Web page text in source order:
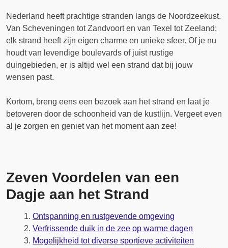
Nederland heeft prachtige stranden langs de Noordzeekust.
Van Scheveningen tot Zandvoort en van Texel tot Zeeland;
elk strand heeft zijn eigen charme en unieke sfeer. Of je nu
houdt van levendige boulevards of juist rustige
duingebieden, er is altijd wel een strand dat bij jouw
wensen past.
Kortom, breng eens een bezoek aan het strand en laat je
betoveren door de schoonheid van de kustlijn. Vergeet even
al je zorgen en geniet van het moment aan zee!
Zeven Voordelen van een
Dagje aan het Strand
Ontspanning en rustgevende omgeving
Verfrissende duik in de zee op warme dagen
Mogelijkheid tot diverse sportieve activiteiten